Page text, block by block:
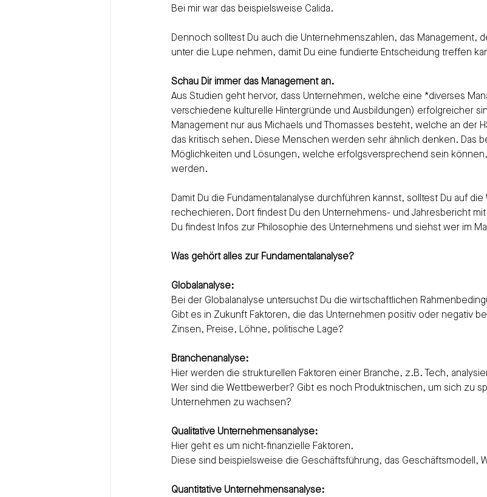
Bei mir war das beispielsweise Calida.
Dennoch solltest Du auch die Unternehmenszahlen, das Management,
unter die Lupe nehmen, damit Du eine fundierte Entscheidung treffen
Schau Dir immer das Management an.
Aus Studien geht hervor, dass Unternehmen, welche eine *diverses
verschiedene kulturelle Hintergründe und Ausbildungen) erfolgreicher
Management nur aus Michaels und Thomasses besteht, welche an der
das kritisch sehen. Diese Menschen werden sehr ähnlich denken. Das
Möglichkeiten und Lösungen, welche erfolgsversprechend sein
werden.
Damit Du die Fundamentalanalyse durchführen kannst, solltest Du auf
rechechieren. Dort findest Du den Unternehmens- und Jahresbericht
Du findest Infos zur Philosophie des Unternehmens und siehst wer im
Was gehört alles zur Fundamentalanalyse?
Globalanalyse:
Bei der Globalanalyse untersuchst Du die wirtschaftlichen
Gibt es in Zukunft Faktoren, die das Unternehmen positiv oder negativ
Zinsen, Preise, Löhne, politische Lage?
Branchenanalyse:
Hier werden die strukturellen Faktoren einer Branche, z.B. Tech,
Wer sind die Wettbewerber? Gibt es noch Produktnischen, um sich zu
Unternehmen zu wachsen?
Qualitative Unternehmensanalyse:
Hier geht es um nicht-finanzielle Faktoren.
Diese sind beispielsweise die Geschäftsführung, das Geschäftsmodell,
Quantitative Unternehmensanalyse: